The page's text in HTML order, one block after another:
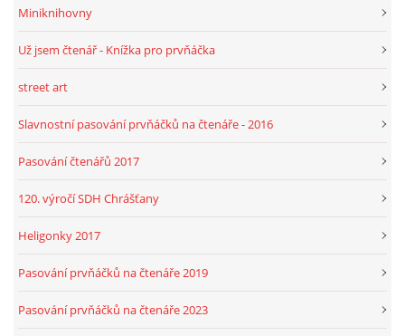
© 2026 eStránky.cz | RSS|WebSlice Aktualizováno: 1. 8. 2026
Miniknihovny
Už jsem čtenář - Knížka pro prvňáčka
street art
Slavnostní pasování prvňáčků na čtenáře - 2016
Pasování čtenářů 2017
120. výročí SDH Chrášťany
Heligonky 2017
Pasování prvňáčků na čtenáře 2019
Pasování prvňáčků na čtenáře 2023